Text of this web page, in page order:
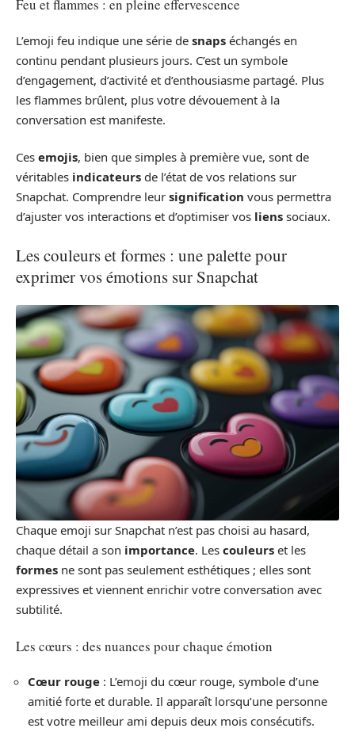
Feu et flammes : en pleine effervescence
L’emoji feu indique une série de snaps échangés en
continu pendant plusieurs jours. C’est un symbole
d’engagement, d’activité et d’enthousiasme partagé. Plus
les flammes brûlent, plus votre dévouement à la
conversation est manifeste.
Ces emojis, bien que simples à première vue, sont de
véritables indicateurs de l’état de vos relations sur
Snapchat. Comprendre leur signification vous permettra
d’ajuster vos interactions et d’optimiser vos liens sociaux.
Les couleurs et formes : une palette pour
exprimer vos émotions sur Snapchat
Chaque emoji sur Snapchat n’est pas choisi au hasard,
chaque détail a son importance. Les couleurs et les
formes ne sont pas seulement esthétiques ; elles sont
expressives et viennent enrichir votre conversation avec
subtilité.
Les cœurs : des nuances pour chaque émotion
Cœur rouge : L’emoji du cœur rouge, symbole d’une
amitié forte et durable. Il apparaît lorsqu’une personne
est votre meilleur ami depuis deux mois consécutifs.